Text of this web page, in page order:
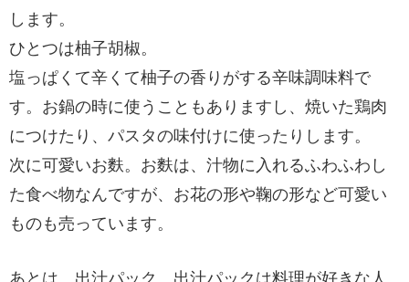
します。
ひとつは柚子胡椒。
塩っぱくて辛くて柚子の香りがする辛味調味料で
す。お鍋の時に使うこともありますし、焼いた鶏肉
につけたり、パスタの味付けに使ったりします。
次に可愛いお麩。お麩は、汁物に入れるふわふわし
た食べ物なんですが、お花の形や鞠の形など可愛い
ものも売っています。
あとは、出汁パック。出汁パックは料理が好きな人